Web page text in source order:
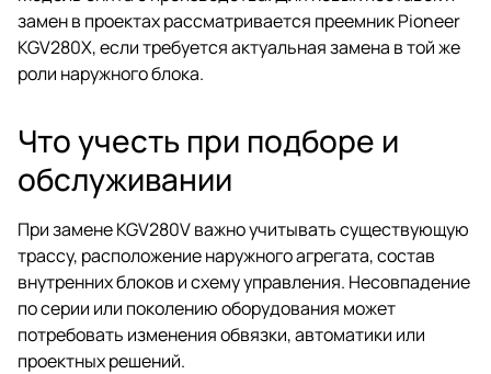
замен в проектах рассматривается преемник Pioneer
KGV280X, если требуется актуальная замена в той же
роли наружного блока.
Что учесть при подборе и
обслуживании
При замене KGV280V важно учитывать существующую
трассу, расположение наружного агрегата, состав
внутренних блоков и схему управления. Несовпадение
по серии или поколению оборудования может
потребовать изменения обвязки, автоматики или
проектных решений.